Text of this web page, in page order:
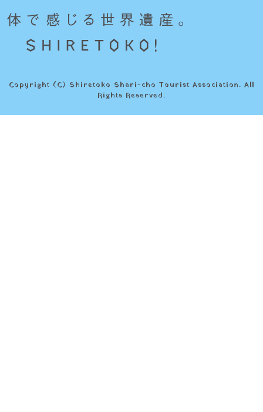
Copyright (C) Shiretoko Shari-cho Tourist Association. All
Rights Reserved.